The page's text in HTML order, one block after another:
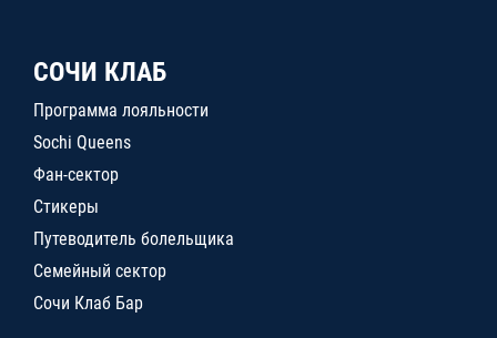
СОЧИ КЛАБ
Программа лояльности
Sochi Queens
Фан-сектор
Стикеры
Путеводитель болельщика
Семейный сектор
Сочи Клаб Бар